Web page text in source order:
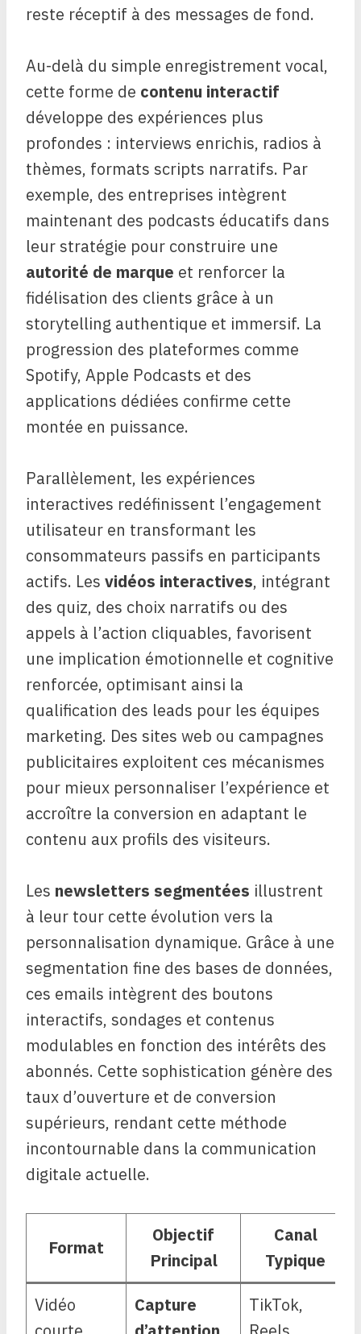
reste réceptif à des messages de fond.
Au-delà du simple enregistrement vocal,
cette forme de contenu interactif
développe des expériences plus
profondes : interviews enrichis, radios à
thèmes, formats scripts narratifs. Par
exemple, des entreprises intègrent
maintenant des podcasts éducatifs dans
leur stratégie pour construire une
autorité de marque et renforcer la
fidélisation des clients grâce à un
storytelling authentique et immersif. La
progression des plateformes comme
Spotify, Apple Podcasts et des
applications dédiées confirme cette
montée en puissance.
Parallèlement, les expériences
interactives redéfinissent l’engagement
utilisateur en transformant les
consommateurs passifs en participants
actifs. Les vidéos interactives, intégrant
des quiz, des choix narratifs ou des
appels à l’action cliquables, favorisent
une implication émotionnelle et cognitive
renforcée, optimisant ainsi la
qualification des leads pour les équipes
marketing. Des sites web ou campagnes
publicitaires exploitent ces mécanismes
pour mieux personnaliser l’expérience et
accroître la conversion en adaptant le
contenu aux profils des visiteurs.
Les newsletters segmentées illustrent
à leur tour cette évolution vers la
personnalisation dynamique. Grâce à une
segmentation fine des bases de données,
ces emails intègrent des boutons
interactifs, sondages et contenus
modulables en fonction des intérêts des
abonnés. Cette sophistication génère des
taux d’ouverture et de conversion
supérieurs, rendant cette méthode
incontournable dans la communication
digitale actuelle.
Format
Objectif
Principal
Canal
Typique
Vidéo
Capture
TikTok,